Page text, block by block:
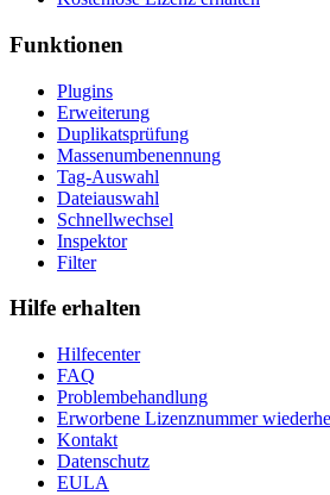
Funktionen
Plugins
Erweiterung
Duplikatsprüfung
Massenumbenennung
Tag-Auswahl
Dateiauswahl
Schnellwechsel
Inspektor
Filter
Hilfe erhalten
Hilfecenter
FAQ
Problembehandlung
Erworbene Lizenznummer
Kontakt
Datenschutz
EULA